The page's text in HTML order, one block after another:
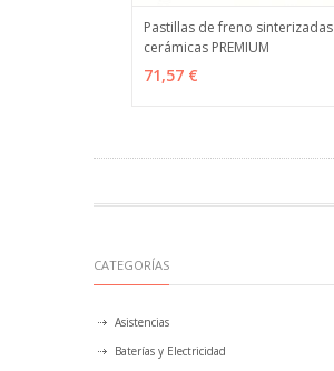
VER OPCIONES
Pastillas de freno sinterizadas
cerámicas PREMIUM
71,57 €
CATEGORÍAS
Asistencias
Baterías y Electricidad